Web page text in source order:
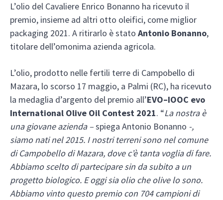
L’olio del Cavaliere Enrico Bonanno ha ricevuto il
premio, insieme ad altri otto oleifici, come miglior
packaging 2021. A ritirarlo è stato Antonio Bonanno,
titolare dell’omonima azienda agricola.
L’olio, prodotto nelle fertili terre di Campobello di
Mazara, lo scorso 17 maggio, a Palmi (RC), ha ricevuto
la medaglia d’argento del premio all’EVO–IOOC evo
International Olive Oil Contest 2021. “La nostra è
una giovane azienda –spiega Antonio Bonanno -,
siamo nati nel 2015. I nostri terreni sono nel comune
di Campobello di Mazara, dove c’è tanta voglia di fare.
Abbiamo scelto di partecipare sin da subito a un
progetto biologico. E oggi sia olio che olive lo sono.
Abbiamo vinto questo premio con 704 campioni di